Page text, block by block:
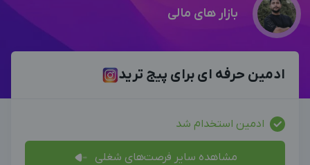
بازار های مالی
ادمین حرفه ای برای پیج ترید
ادمین استخدام شد
مشاهده سایر فرصت‌های شغلی